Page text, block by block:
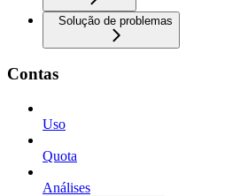
Solução de problemas
Contas
Uso
Quota
Análises